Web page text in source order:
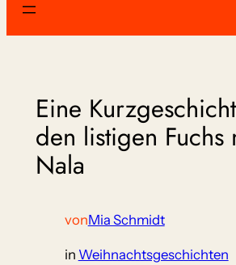
Eine
den listigen Fuchs
Nala
vonMia Schmidt
in Weihnachtsgeschichten